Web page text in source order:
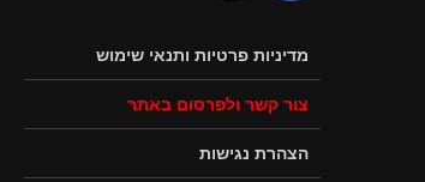
מדיניות פרטיות ותנאי שימוש
צור קשר ולפרסום באתר
הצהרת נגישות